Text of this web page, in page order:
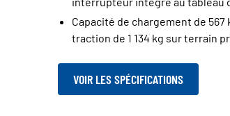
Capacité de chargement de 567
traction de 1 134 kg sur terrain
VOIR LES SPÉCIFICATIONS